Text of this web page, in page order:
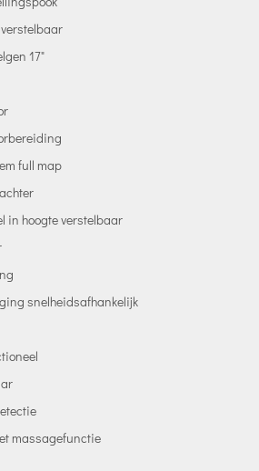
17"
full map
in hoogte verstelbaar
snelheidsafhankelijk
massagefunctie